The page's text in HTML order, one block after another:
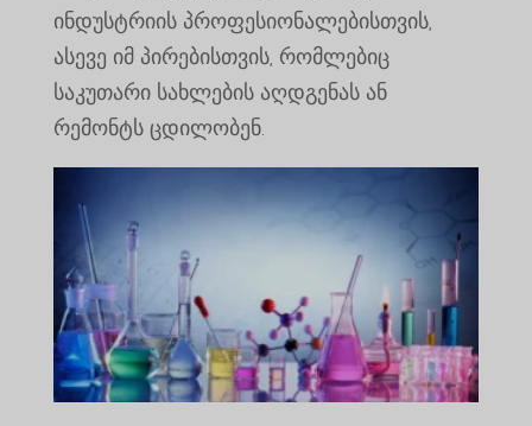
ინდუსტრიის პროფესიონალებისთვის,
ასევე იმ პირებისთვის, რომლებიც
საკუთარი სახლების აღდგენას ან
რემონტს ცდილობენ.